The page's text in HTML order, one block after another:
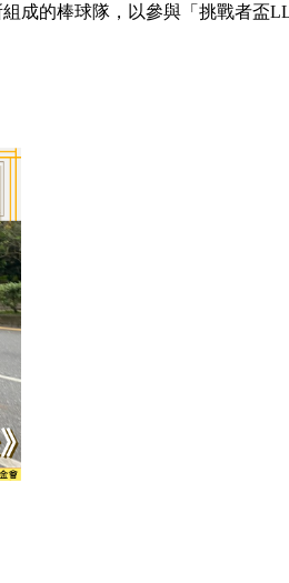
組成的棒球隊，以參與「挑戰者